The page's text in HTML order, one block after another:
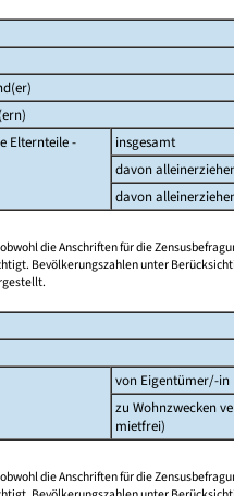
Elternteile -
insgesamt
davon
davon
die Anschriften für die
Bevölkerungszahlen unter
von Eigentümer/-in
zu Wohnzwecken
mietfrei)
die Anschriften für die